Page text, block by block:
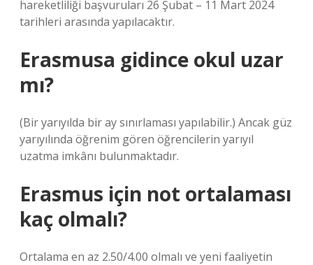
hareketliliği başvuruları 26 Şubat – 11 Mart 2024
tarihleri ​​arasında yapılacaktır.
Erasmusa gidince okul uzar
mı?
(Bir yarıyılda bir ay sınırlaması yapılabilir.) Ancak güz
yarıyılında öğrenim gören öğrencilerin yarıyıl
uzatma imkânı bulunmaktadır.
Erasmus için not ortalaması
kaç olmalı?
Ortalama en az 2.50/4.00 olmalı ve yeni faaliyetin